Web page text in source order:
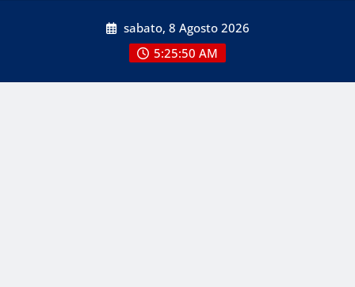
sabato, 8 Agosto 2026
5:25:52 AM